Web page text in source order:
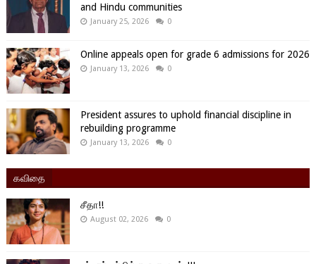
and Hindu communities
January 25, 2026 0
Online appeals open for grade 6 admissions for 2026
January 13, 2026 0
President assures to uphold financial discipline in
rebuilding programme
January 13, 2026 0
கவிதை
சீதா!!
August 02, 2026 0